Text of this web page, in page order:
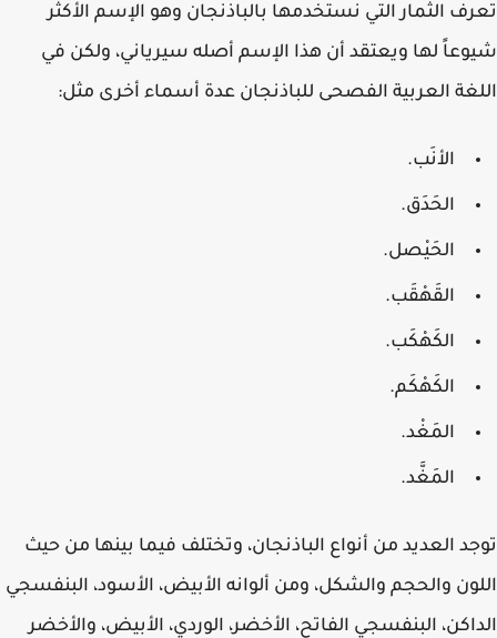
الثمار التي نستخدمها بالباذنجان وهو الإسم الأكثر
لها ويعتقد أن هذا الإسم أصله سيرياني، ولكن في
العربية الفصحى للباذنجان عدة أسماء أخرى مثل:
الأنَب.
الحَدَق.
الحَيْصل.
القَهْقَب.
الكَهْكَب.
الكَهْكَم.
المَغْد.
المَغَّد.
العديد من أنواع الباذنجان، وتختلف فيما بينها من حيث
والحجم والشكل، ومن ألوانه الأبيض، الأسود، البنفسجي
البنفسجي الفاتح، الأخضر، الوردي، الأبيض، والأخضر